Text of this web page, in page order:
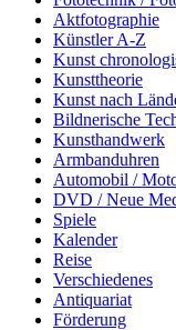
Aktfotographie
Künstler A-Z
Kunst
Kunsttheorie
Kunst nach
Bildnerische
Kunsthandwerk
Armbanduhren
Automobil /
DVD / Neue
Spiele
Kalender
Reise
Verschiedenes
Antiquariat
Förderung